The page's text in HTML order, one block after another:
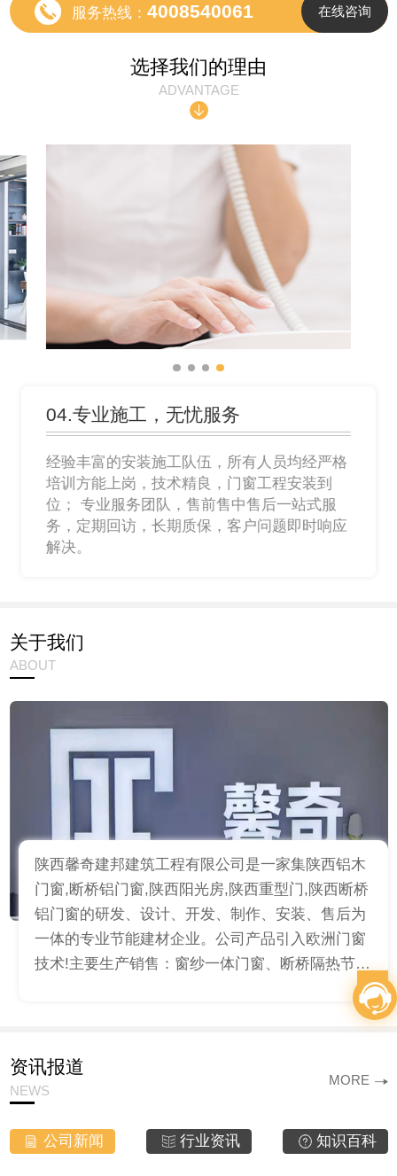
服务热线： 4008540061 在线咨询
选择我们的理由
ADVANTAGE
04.专业施工，无忧服务
经验丰富的安装施工队伍，所有人员均经严格
培训方能上岗，技术精良，门窗工程安装到
位； 专业服务团队，售前售中售后一站式服
务，定期回访，长期质保，客户问题即时响应
解决。
关于我们
ABOUT
陕西馨奇建邦建筑工程有限公司是一家集陕西铝木
门窗,断桥铝门窗,陕西阳光房,陕西重型门,陕西断桥
铝门窗的研发、设计、开发、制作、安装、售后为
一体的专业节能建材企业。公司产品引入欧洲门窗
技术!主要生产销售：窗纱一体门窗、断桥隔热节能
门窗、陕西铝木门窗、铝包木窗纱一体窗、陕西重
资讯报道
NEWS
MORE
公司新闻 行业资讯 知识百科